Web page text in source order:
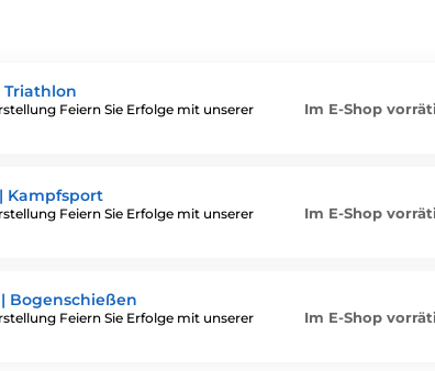
Triathlon
Feiern Sie Erfolge mit unserer
Im E-Shop
Kampfsport
Feiern Sie Erfolge mit unserer
Im E-Shop
Bogenschießen
Feiern Sie Erfolge mit unserer
Im E-Shop